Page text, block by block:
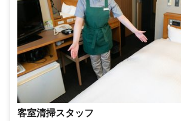
客室清掃スタッフ